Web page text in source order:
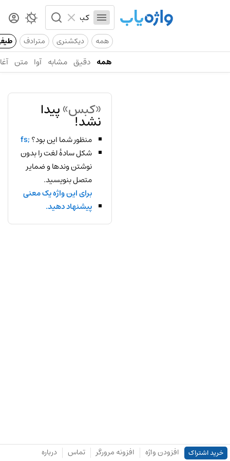
همه دیکشنری مترادف
همه دقیق مشابه آوا متن
«کبس»پیدا
نشد!
منظور شما این بود؟;fs
شکل سادهٔ لغت را بدون
نوشتن وندها و ضمایر
متصل بنویسید.
برای این واژه یک معنی
پیشنهاد دهید.
خرید اشتراک افزودن واژه افزونه مرورگر تماس درباره